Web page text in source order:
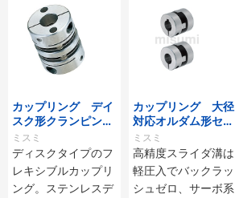
カップリング デイ
スク形クランピング
タイプ／サーボモー
タ対応
ミスミ
ディスクタイプのフ
レキシブルカップリ
ング。ステンレスデ
カップリング 大径
対応オルダム形セッ
トスクリュー/クラ
ンピングタイプ
ミスミ
高精度スライダ溝は
軽圧入でバックラッ
シュゼロ、サーボ系